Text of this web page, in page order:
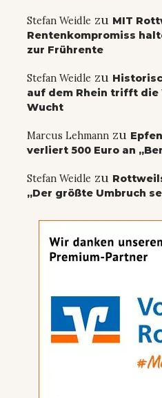
Stefan Weidle zu MIT
Rentenkompromiss
zur Frührente
Stefan Weidle zu
auf dem Rhein trifft
Wucht
Marcus Lehmann zu
verliert 500 Euro an
Stefan Weidle zu
„Der größte Umbruch